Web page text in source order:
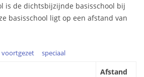
is de dichtsbijzijnde basisschool bij
basisschool ligt op een afstand van
voortgezet speciaal
Afstand